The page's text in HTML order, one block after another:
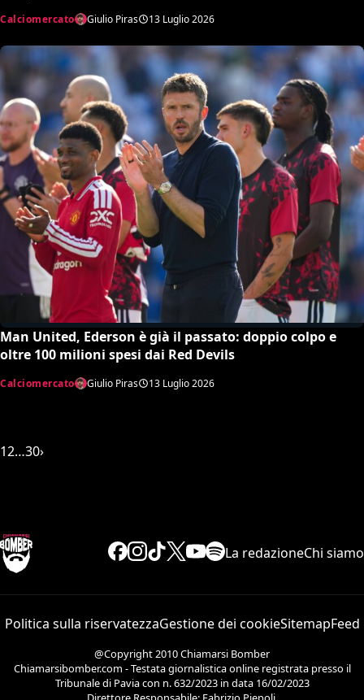
Calciomercato Giulio Piras 13 Luglio 2026
Man United, Ederson è già il passato: doppio colpo e
oltre 100 milioni spesi dai Red Devils
Calciomercato Giulio Piras 13 Luglio 2026
12…30›
La redazioneChi siamo
Politica sulla riservatezzaGestione dei cookieSitemapFeed
@Copyright 2010 Chiamarsi Bomber
Chiamarsibomber.com - Testata giornalistica online registrata presso il
Tribunale di Pavia con n. 632/2023 in data 16/02/2023